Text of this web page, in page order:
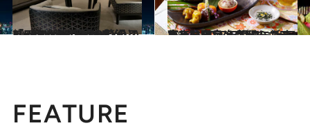
2024.1.9
「BELLUSTAR TOKYO, A Pan Pacific Hotel」のスパプランで 究極の贅沢とリラクゼーションを
旅＆お出かけ 2024.1.2
東京・奈良・京都のホテルで味わう 年明けにふさわしい限定メニュー “和テイスト”のアフタヌーンティー
旅＆お出かけ
FEATURE